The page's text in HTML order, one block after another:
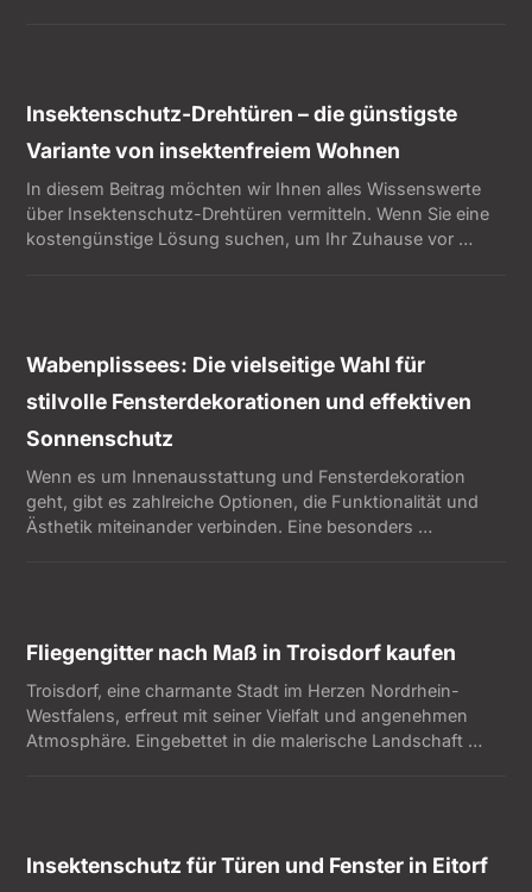
Insektenschutz-Drehtüren – die günstigste
Variante von insektenfreiem Wohnen
In diesem Beitrag möchten wir Ihnen alles Wissenswerte
über Insektenschutz-Drehtüren vermitteln. Wenn Sie eine
kostengünstige Lösung suchen, um Ihr Zuhause vor …
Wabenplissees: Die vielseitige Wahl für
stilvolle Fensterdekorationen und effektiven
Sonnenschutz
Wenn es um Innenausstattung und Fensterdekoration
geht, gibt es zahlreiche Optionen, die Funktionalität und
Ästhetik miteinander verbinden. Eine besonders …
Fliegengitter nach Maß in Troisdorf kaufen
Troisdorf, eine charmante Stadt im Herzen Nordrhein-
Westfalens, erfreut mit seiner Vielfalt und angenehmen
Atmosphäre. Eingebettet in die malerische Landschaft …
Insektenschutz für Türen und Fenster in Eitorf